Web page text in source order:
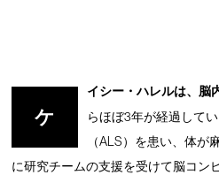
ケ
イシー・ハレルは、脳
らほぼ3年が経過して
（ALS）を患い、体が
に研究チームの支援を受けて脳コン